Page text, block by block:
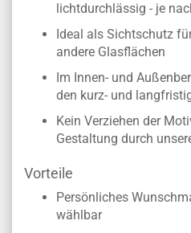
lichtdurchlässig - je
Ideal als Sichtschutz
andere Glasflächen
Im Innen- und
den kurz- und
Kein Verziehen der
Gestaltung durch
Vorteile
Persönliches
wählbar